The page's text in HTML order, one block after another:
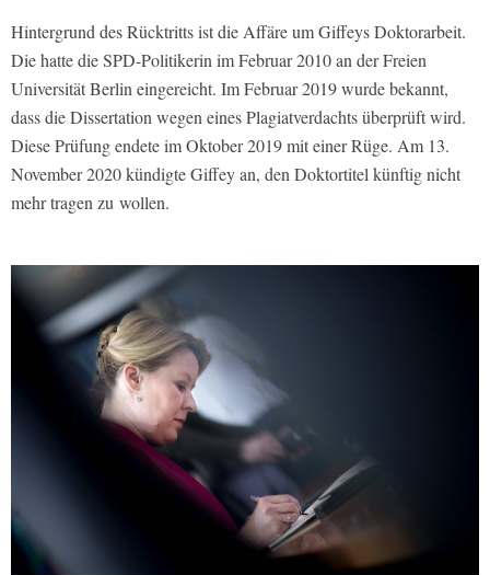
Hintergrund des Rücktritts ist die Affäre um Giffeys Doktorarbeit.
Die hatte die SPD-Politikerin im Februar 2010 an der Freien
Universität Berlin eingereicht. Im Februar 2019 wurde bekannt,
dass die Dissertation wegen eines Plagiatverdachts überprüft wird.
Diese Prüfung endete im Oktober 2019 mit einer Rüge. Am 13.
November 2020 kündigte Giffey an, den Doktortitel künftig nicht
mehr tragen zu wollen.